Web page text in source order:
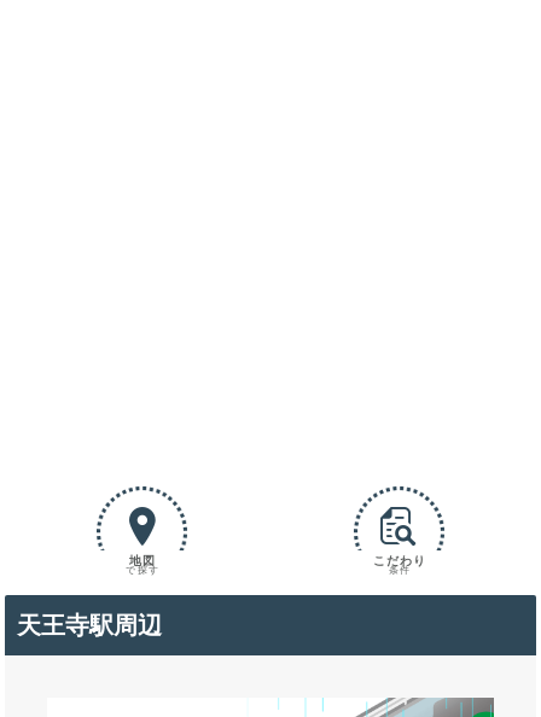
地図
で探す
こだわり
条件
天王寺駅周辺